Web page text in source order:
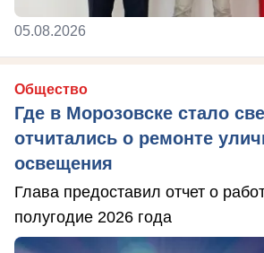
05.08.2026
Общество
Где в Морозовске стало
отчитались о ремонте
освещения
Глава предоставил отчет о
полугодие 2026 года